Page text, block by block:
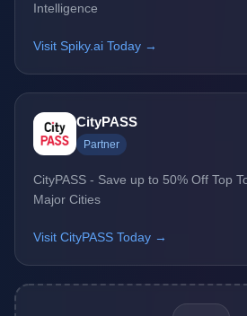
Intelligence
Visit Spiky.ai Today →
CityPASS
Partner
CityPASS - Save up to 50% Off Top
Major Cities
Visit CityPASS Today →